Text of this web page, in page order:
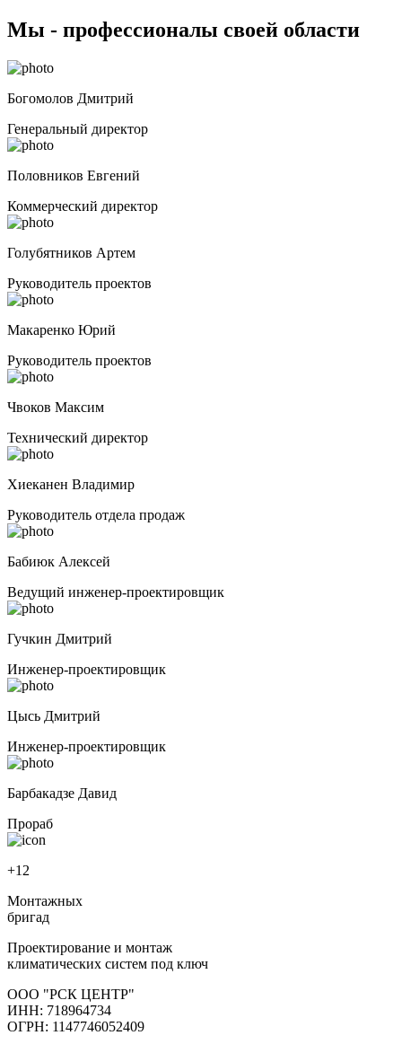
Мы - профессионалы своей области
Богомолов Дмитрий
Генеральный директор
Половников Евгений
Коммерческий директор
Голубятников Артем
Руководитель проектов
Макаренко Юрий
Руководитель проектов
Чвоков Максим
Технический директор
Хиеканен Владимир
Руководитель отдела продаж
Бабиюк Алексей
Ведущий инженер-проектировщик
Гучкин Дмитрий
Инженер-проектировщик
Цысь Дмитрий
Инженер-проектировщик
Барбакадзе Давид
Прораб
+12
Монтажных
бригад
Проектирование и монтаж
климатических систем под ключ
ООО "РСК ЦЕНТР"
ИНН: 718964734
ОГРН: 1147746052409